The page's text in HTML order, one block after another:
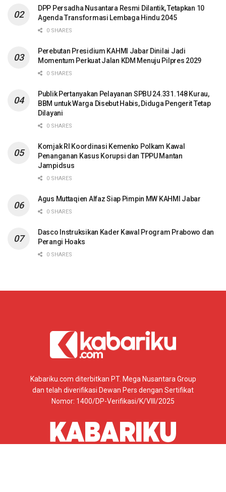
DPP Persadha Nusantara Resmi Dilantik, Tetapkan 10
Agenda Transformasi Lembaga Hindu 2045
0 SHARES
Perebutan Presidium KAHMI Jabar Dinilai Jadi
Momentum Perkuat Jalan KDM Menuju Pilpres 2029
0 SHARES
Publik Pertanyakan Pelayanan SPBU 24.331.148 Kurau,
BBM untuk Warga Disebut Habis, Diduga Pengerit Tetap
Dilayani
0 SHARES
Komjak RI Koordinasi Kemenko Polkam Kawal
Penanganan Kasus Korupsi dan TPPU Mantan
Jampidsus
0 SHARES
Agus Muttaqien Alfaz Siap Pimpin MW KAHMI Jabar
0 SHARES
Dasco Instruksikan Kader Kawal Program Prabowo dan
Perangi Hoaks
0 SHARES
Kabariku.com diterbitkan PT. Mega Nusantara Group
dan telah diverifikasi Dewan Pers dengan Sertifikat
Nomor: 1400/DP-Verifikasi/K/VIII/2025